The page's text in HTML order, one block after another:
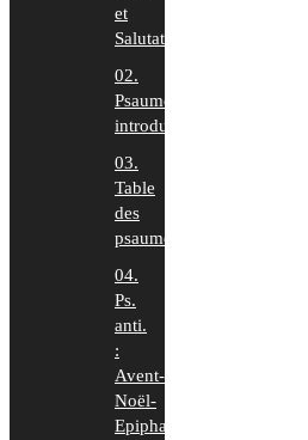
et
Salutation
02.
Psaumes
introduction
03.
Table
des
psaumes
04.
Ps.
anti.
:
Avent-
Noël-
Epiphanie